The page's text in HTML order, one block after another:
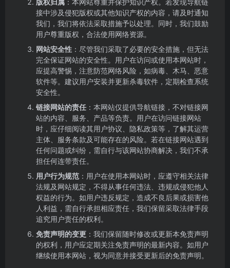
版权归属 ：本网站尊重并保护知识产权。若发现导航链
接中涉及侵犯版权或其他知识产权的内容，请及时通知
我们，我们将依法采取措施予以处理。同时，我们鼓励
用户尊重版权，合法使用网络资源。
网站安全性 ：尽管我们采取了必要的安全措施，但无法
完全保证网站的安全性。用户在访问或使用本网站时，
应提高警惕，注意防范网络风险，如病毒、木马、恶意
软件等。建议用户安装并更新杀毒软件，定期检查系统
安全性。
链接网站的责任 ：本网站仅提供导航链接，不对链接网
站的内容、服务、产品等负责。用户在访问链接网站
时，应仔细阅读其用户协议、隐私政策等，了解其运营
主体、服务条款及可能存在的风险。若在链接网站遇到
任何问题或纠纷，需自行与该网站协商解决，我们不承
担任何连带责任。
用户行为规范 ：用户在使用本网站时，应遵守相关法律
法规及网站规定，不得从事任何违法、违规或侵犯他人
权益的行为。如用户违反规定，造成不良后果或损害他
人利益，需自行承担相应责任，我们保留采取法律手段
追究用户责任的权利。
免责声明的变更 ：我们保留随时修改或更新本免责声明
的权利，用户应定期关注免责声明的最新内容。如用户
继续使用本网站，视为同意并接受更新后的免责声明。